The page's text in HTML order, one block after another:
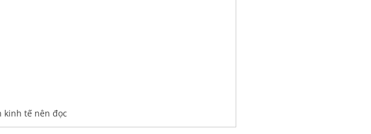
kinh tế nên đọc